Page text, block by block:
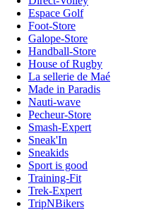
Espace Golf
Foot-Store
Galope-Store
Handball-Store
House of Rugby
La sellerie de Maé
Made in Paradis
Nauti-wave
Pecheur-Store
Smash-Expert
Sneak'In
Sneakids
Sport is good
Training-Fit
Trek-Expert
TripNBikers